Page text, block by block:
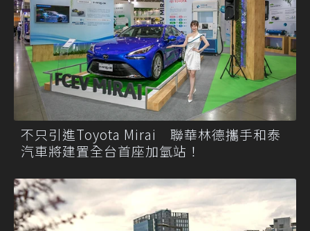
不只引進Toyota Mirai 聯華林德攜手和泰
汽車將建置全台首座加氫站！